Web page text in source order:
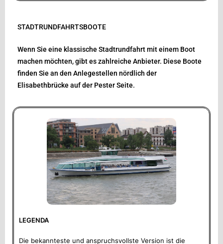
STADTRUNDFAHRTSBOOTE
Wenn Sie eine klassische Stadtrundfahrt mit einem Boot
machen möchten, gibt es zahlreiche Anbieter. Diese Boote
finden Sie an den Anlegestellen nördlich der
Elisabethbrücke auf der Pester Seite.
LEGENDA
Die bekannteste und anspruchsvollste Version ist die